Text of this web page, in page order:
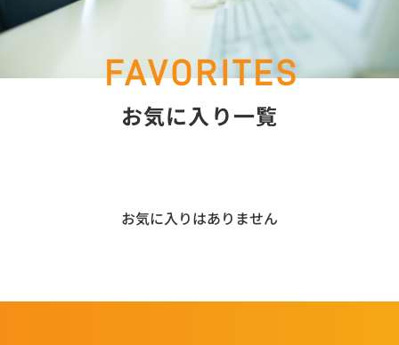
お気に入り一覧
お気に入りはありません